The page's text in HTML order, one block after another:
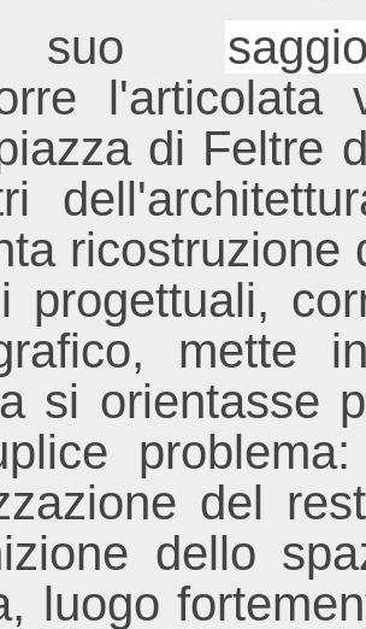
suo
l'articolata
di Feltre
ricostruzione
progettuali,
mette
si orientasse
del
dello
luogo